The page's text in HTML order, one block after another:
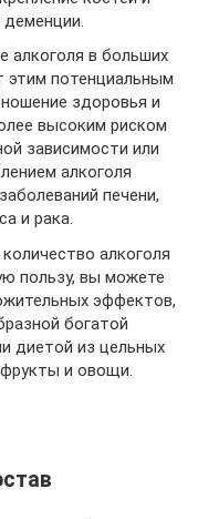
деменции.
алкоголя в больших
этим потенциальным
здоровья и
высоким риском
зависимости или
алкоголя
печени,
и рака.
алкоголя
пользу, вы можете
эффектов,
богатой
диетой из цельных
фрукты и овощи.